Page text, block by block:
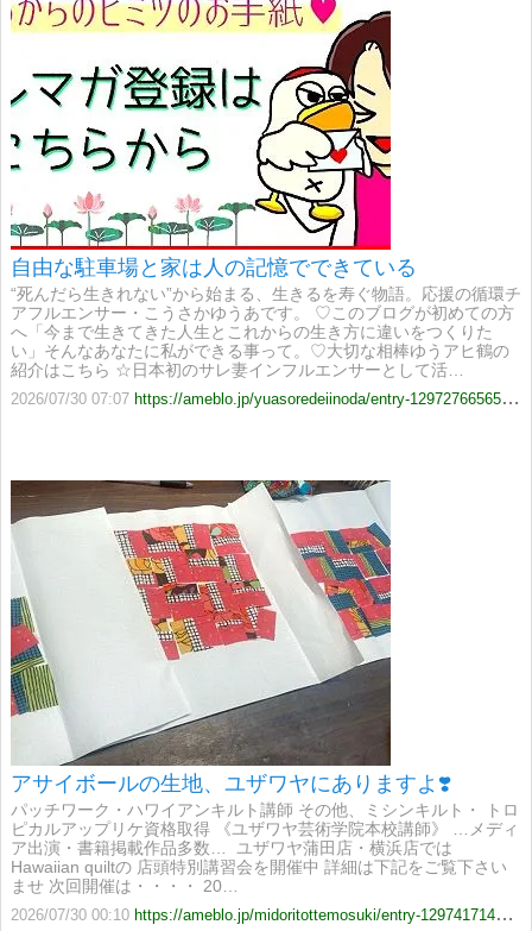
自由な駐車場と家は人の記憶でできている
“死んだら生きれない”から始まる、生きるを寿ぐ物語。応援の循環チ
アフルエンサー・こうさかゆうあです。 ♡このブログが初めての方
へ「今まで生きてきた人生とこれからの生き方に違いをつくりた
い」そんなあなたに私ができる事って。♡大切な相棒ゆうアヒ鶴の
紹介はこちら ☆日本初のサレ妻インフルエンサーとして活…
2026/07/30 07:07 https://ameblo.jp/yuasoredeiinoda/entry-12972766565.html
アサイボールの生地、ユザワヤにありますよ❣️
パッチワーク・ハワイアンキルト講師 その他、ミシンキルト・ トロ
ピカルアップリケ資格取得 《ユザワヤ芸術学院本校講師》 …メディ
ア出演・書籍掲載作品多数… ​​ ユザワヤ蒲田店・横浜店では
Hawaiian quiltの 店頭特別講習会を開催中 詳細は下記をご覧下さい
ませ 次回開催は・・・・ 20…
2026/07/30 00:10 https://ameblo.jp/midoritottemosuki/entry-12974171424.html